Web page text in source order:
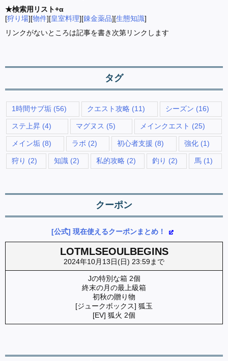
★検索用リスト+α
[狩り場][物件][皇室料理][錬金薬品][生態知識]
リンクがないところは記事を書き次第リンクします
タグ
1時間サブ垢 (56) クエスト攻略 (11) シーズン (16)
ステ上昇 (4) マグヌス (5) メインクエスト (25)
メイン垢 (8) ラボ (2) 初心者支援 (8) 強化(1)
狩り (2) 知識(2) 私的攻略 (2) 釣り (2) 馬 (1)
クーポン
[公式] 現在使えるクーポンまとめ！
LOTMLSEOULBEGINS
2024年10月13日(日) 23:59まで
Jの特別な箱 2個
終末の月の最上級箱
初秋の贈り物
[ジュークボックス] 狐玉
[EV] 狐火 2個